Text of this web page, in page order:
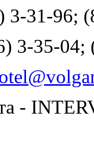
3-31-96;
3-35-04;
-